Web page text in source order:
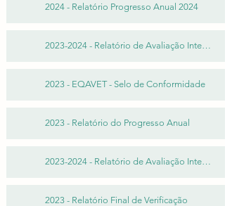
2024 - Relatório Progresso Anual 2024
2023-2024 - Relatório de Avaliação Interna - 1º Semestre
2023 - EQAVET - Selo de Conformidade
2023 - Relatório do Progresso Anual
2023-2024 - Relatório de Avaliação Interna - 2º Semestre
2023 - Relatório Final de Verificação